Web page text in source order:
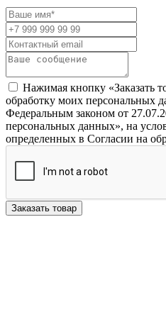
Нажимая кнопку «Заказать
обработку моих персональных
Федеральным законом от
персональных данных», на
определенных в Согласии на
Заказать товар